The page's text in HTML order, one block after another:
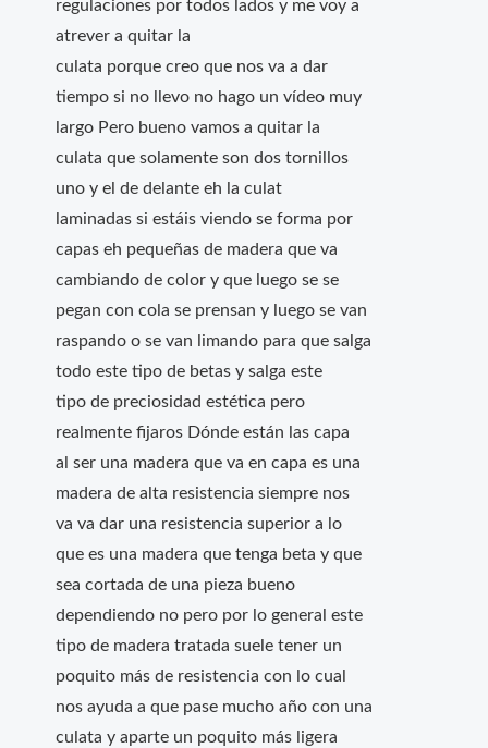
regulaciones por todos lados y me voy a
atrever a quitar la
culata porque creo que nos va a dar
tiempo si no llevo no hago un vídeo muy
largo Pero bueno vamos a quitar la
culata que solamente son dos tornillos
uno y el de delante eh la culat
laminadas si estáis viendo se forma por
capas eh pequeñas de madera que va
cambiando de color y que luego se se
pegan con cola se prensan y luego se van
raspando o se van limando para que salga
todo este tipo de betas y salga este
tipo de preciosidad estética pero
realmente fijaros Dónde están las capa
al ser una madera que va en capa es una
madera de alta resistencia siempre nos
va va dar una resistencia superior a lo
que es una madera que tenga beta y que
sea cortada de una pieza bueno
dependiendo no pero por lo general este
tipo de madera tratada suele tener un
poquito más de resistencia con lo cual
nos ayuda a que pase mucho año con una
culata y aparte un poquito más ligera